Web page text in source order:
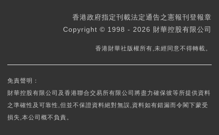
香港政府指定刊載法定通告之憲報刊登報章
Copyright © 1998 - 2026 財華控股有限公司
香港財華社版權所有,未經同意不得轉載。
免責聲明：
財華控股有限公司及香港聯合交易所有限公司將盡力確保彼等所提供資料
之準確性及可靠性,但並不保證資料絕對無誤,資料如有錯漏而令閣下蒙受
損失,本公司概不負責。